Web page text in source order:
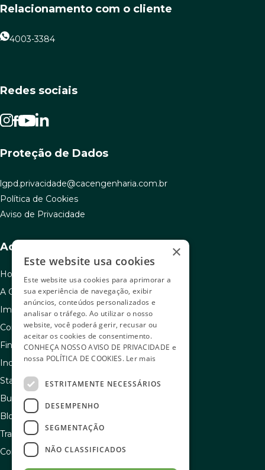
Relacionamento com o cliente
4003-3384
Redes sociais
Proteção de Dados
lgpd.privacidade@cacengenharia.com.br
Política de Cookies
Aviso de Privacidade
Acesso rápido
Home
A C.A.C
Imóveis à venda
Como usar seu FGTS
Financiamento
Indique e ganhe
Stand de vendas
Buscador de sonhos
Blog
Transparência e igualdade salarial
Contato
×
Este website usa cookies
Este website usa cookies para aprimorar a
sua experiência de navegação, exibir
anúncios, conteúdos personalizados e
analisar o tráfego. Ao utilizar o nosso
website, você poderá gerir, recusar ou
aceitar os cookies de consentimento.
CONHEÇA NOSSOAVISO DE PRIVACIDADE e
nossa POLÍTICA DE COOKIES. Ler mais
ESTRITAMENTE NECESSÁRIOS
DESEMPENHO
SEGMENTAÇÃO
NÃO CLASSIFICADOS